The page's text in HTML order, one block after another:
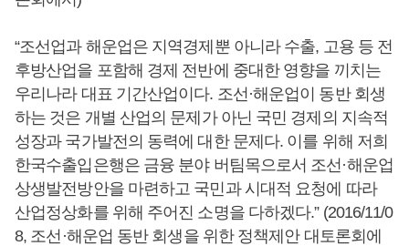
“조선업과 해운업은 지역경제뿐 아니라 수출, 고용 등 전
후방산업을 포함해 경제 전반에 중대한 영향을 끼치는
우리나라 대표 기간산업이다. 조선·해운업이 동반 회생
하는 것은 개별 산업의 문제가 아닌 국민 경제의 지속적
성장과 국가발전의 동력에 대한 문제다. 이를 위해 저희
한국수출입은행은 금융 분야 버팀목으로서 조선·해운업
상생발전방안을 마련하고 국민과 시대적 요청에 따라
산업정상화를 위해 주어진 소명을 다하겠다.” (2016/11/0
8, 조선·해운업 동반 회생을 위한 정책제안 대토론회에